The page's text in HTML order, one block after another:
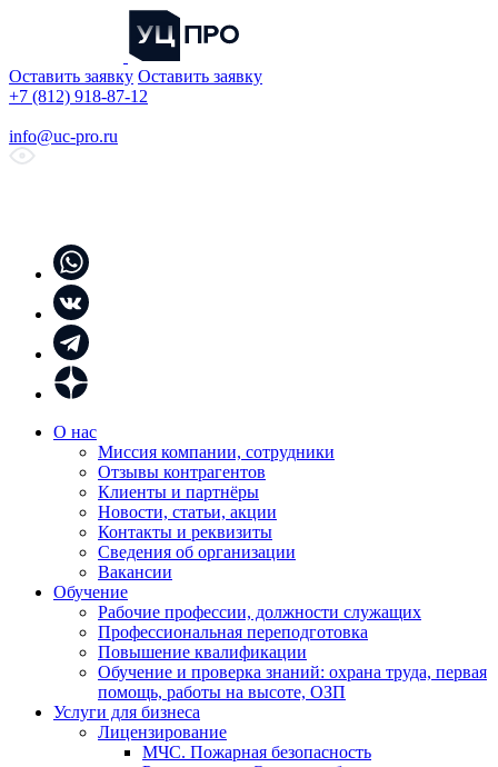
Оставить заявку Оставить заявку
+7 (812) 918-87-12
info@uc-pro.ru
О нас
Миссия компании, сотрудники
Отзывы контрагентов
Клиенты и партнёры
Новости, статьи, акции
Контакты и реквизиты
Сведения об организации
Вакансии
Обучение
Рабочие профессии, должности служащих
Профессиональная переподготовка
Повышение квалификации
Обучение и проверка знаний: охрана труда, первая
помощь, работы на высоте, ОЗП
Услуги для бизнеса
Лицензирование
МЧС. Пожарная безопасность